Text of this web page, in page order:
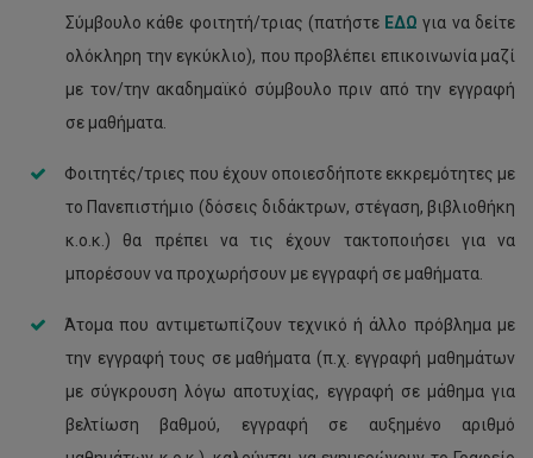
Σύμβουλο κάθε φοιτητή/τριας (πατήστε ΕΔΩ για να δείτε
ολόκληρη την εγκύκλιο), που προβλέπει επικοινωνία μαζί
με τον/την ακαδημαϊκό σύμβουλο πριν από την εγγραφή
σε μαθήματα.
Φοιτητές/τριες που έχουν οποιεσδήποτε εκκρεμότητες με
το Πανεπιστήμιο (δόσεις διδάκτρων, στέγαση, βιβλιοθήκη
κ.ο.κ.) θα πρέπει να τις έχουν τακτοποιήσει για να
μπορέσουν να προχωρήσουν με εγγραφή σε μαθήματα.
Άτομα που αντιμετωπίζουν τεχνικό ή άλλο πρόβλημα με
την εγγραφή τους σε μαθήματα (π.χ. εγγραφή μαθημάτων
με σύγκρουση λόγω αποτυχίας, εγγραφή σε μάθημα για
βελτίωση βαθμού, εγγραφή σε αυξημένο αριθμό